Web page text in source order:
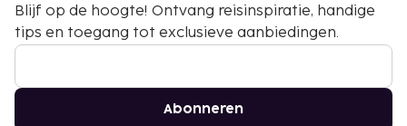
Blijf op de hoogte! Ontvang reisinspiratie, handige
tips en toegang tot exclusieve aanbiedingen.
Abonneren